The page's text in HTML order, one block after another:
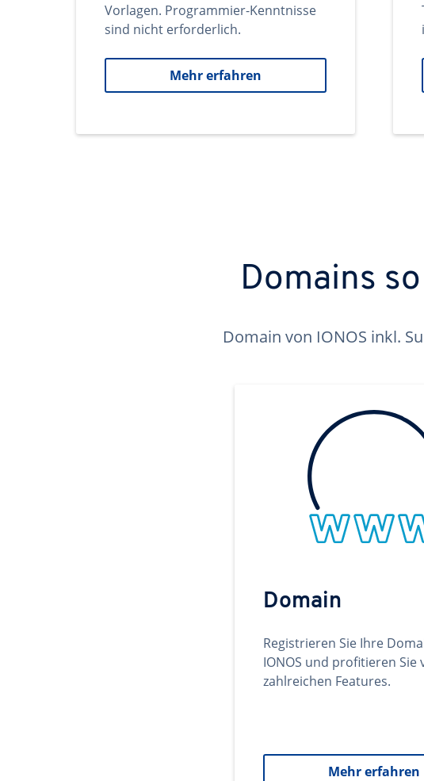
Vorlagen. Programmier-Kenntnisse
sind nicht erforderlich.
Mehr erfahren
Domains
Domain von IONOS inkl.
Domain
Registrieren Sie Ihre
IONOS und profitieren Sie
zahlreichen Features.
Mehr erfahren